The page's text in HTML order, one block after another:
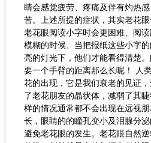
睛会感觉疲劳、疼痛及伴有灼热
苦。上述所提的症状，其实老花
老花眼阅读小字时会更困难、阅
模糊的时候、当把报纸这些小字
亮的灯光下，他们才能看得清楚
要一个手臂的距离那么长呢！ 人
花的出现，它是我们衰老的见证
了老花朋友的晶状体，减弱了其
样的情况通常都不会出现在远视
长，眼睛的的瞳孔变小及泪腺分
避免老花眼的发生。老花眼自然